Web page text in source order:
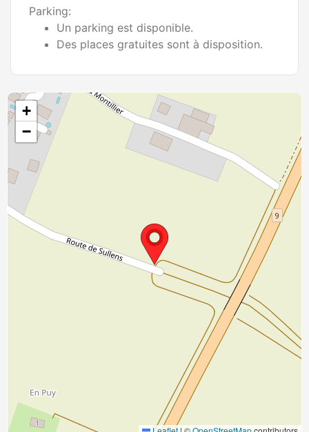
Parking:
Un parking est disponible.
Des places gratuites sont à disposition.
+
−